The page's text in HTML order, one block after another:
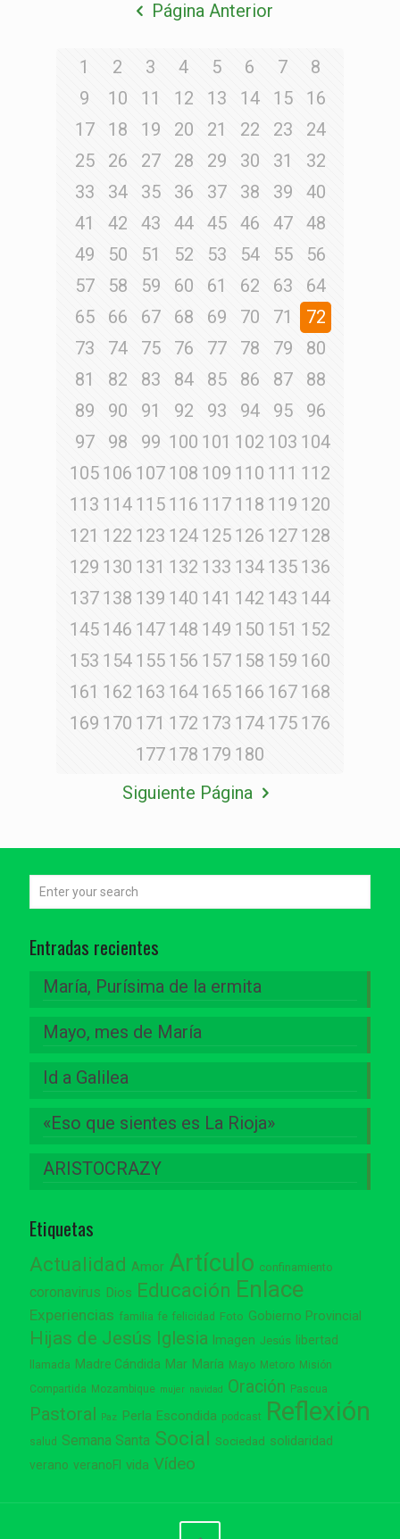
Página Anterior
1 2 3 4 5 6 7
8
9
10 11 12 13 14 15
16
17
18 19 20 21 22 23
24
25
26 27 28 29 30 31
32
33
34 35 36 37 38 39
40
41
42 43 44 45 46 47
48
49
50 51 52 53 54 55
56
57
58 59 60 61 62 63
64
65
66 67 68 69 70 71
72
73
74 75 76 77 78 79
80
81
82 83 84 85 86 87
88
89
90 91 92 93 94 95
96
97
98 99 100 101 102 103 104
105 106 107 108 109 110 111 112
113 114 115 116 117 118 119 120
121 122 123 124 125 126 127 128
129 130 131 132 133 134 135 136
137 138 139 140 141 142 143 144
145 146 147 148 149 150 151 152
153 154 155 156 157 158 159 160
161 162 163 164 165 166 167 168
169 170 171 172 173 174 175 176
177 178 179 180
Siguiente Página
Entradas recientes
María, Purísima de la ermita
Mayo, mes de María
Id a Galilea
«Eso que sientes es La Rioja»
ARISTOCRAZY
Etiquetas
Actualidad Amor Artículo confinamiento
coronavirus Dios Educación Enlace
Experiencias familia fe felicidad Foto Gobierno Provincial
Hijas de Jesús Iglesia Imagen Jesús libertad
llamada Madre Cándida Mar María Mayo Metoro Misión
Compartida Mozambique mujer navidad Oración Pascua
Pastoral Paz Perla Escondida podcast Reflexión
salud Semana Santa Social Sociedad solidaridad
verano veranoFI vida Vídeo